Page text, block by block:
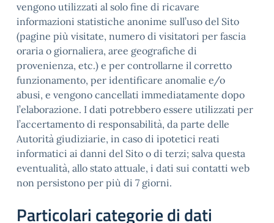
vengono utilizzati al solo fine di ricavare
informazioni statistiche anonime sull’uso del Sito
(pagine più visitate, numero di visitatori per fascia
oraria o giornaliera, aree geografiche di
provenienza, etc.) e per controllarne il corretto
funzionamento, per identificare anomalie e/o
abusi, e vengono cancellati immediatamente dopo
l’elaborazione. I dati potrebbero essere utilizzati per
l’accertamento di responsabilità, da parte delle
Autorità giudiziarie, in caso di ipotetici reati
informatici ai danni del Sito o di terzi; salva questa
eventualità, allo stato attuale, i dati sui contatti web
non persistono per più di 7 giorni.
Particolari categorie di dati